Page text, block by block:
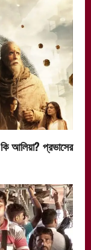
আলিয়া? প্রভাসের